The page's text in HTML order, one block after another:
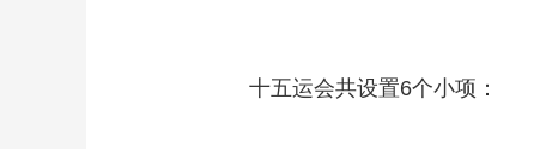
小央视频 小央直播 直播中国
十五运会共设置6个小项：